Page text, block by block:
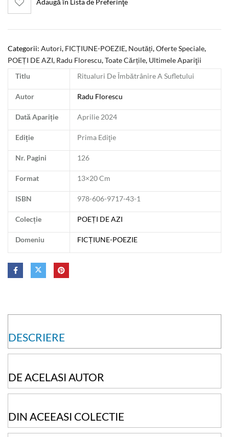
Adaugă în Lista de Preferinţe
Categorii: Autori, FICȚIUNE-POEZIE, Noutăți,Oferte Speciale,
POEȚI DE AZI, Radu Florescu,Toate Cărțile, Ultimele Apariţii
Titlu
Ritualuri De Îmbătrânire A Sufletului
Autor Radu Florescu
Dată Apariție Aprilie 2024
Ediție Prima Ediţie
Nr. Pagini 126
Format 13×20 Cm
ISBN 978-606-9717-43-1
Colecție POEȚI DE AZI
Domeniu FICȚIUNE-POEZIE
DESCRIERE
DE ACELASI AUTOR
DIN ACEEASI COLECTIE